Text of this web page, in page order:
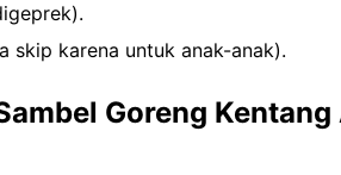
skip karena untuk anak-anak).
Goreng